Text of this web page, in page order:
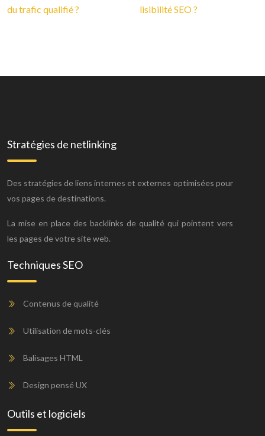
du trafic qualifié ?
lisibilité SEO ?
Stratégies de netlinking
Des stratégies de liens internes et externes optimisées pour
vos pages de destinations.
La mise en place des backlinks de qualité qui pointent vers
les pages de votre site web.
Techniques SEO
Contenus de qualité
Utilisation de mots-clés
Balisages HTML
Design pensé UX
Outils et logiciels